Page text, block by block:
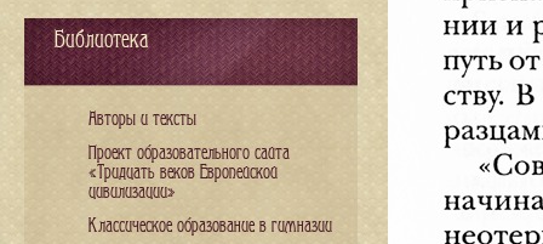
Библиотека
Авторы и тексты
Проект образовательного сайта
«Тридцать веков Европейской
цивилизации»
Классическое образование в гимназии